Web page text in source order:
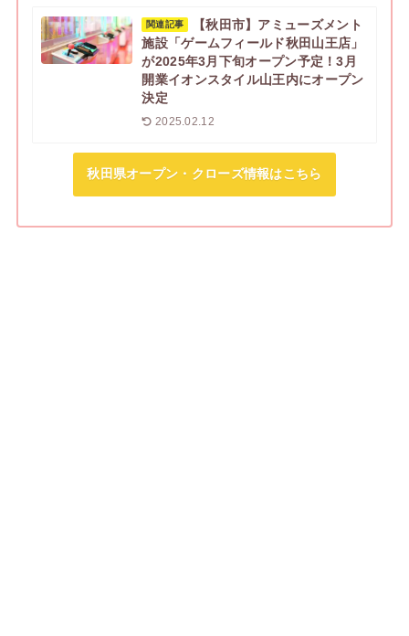
関連記事
【秋田市】アミューズメント
施設「ゲームフィールド秋田山王店」
が2025年3月下旬オープン予定！3月
開業イオンスタイル山王内にオープン
決定
2025.02.12
秋田県オープン・クローズ情報はこちら